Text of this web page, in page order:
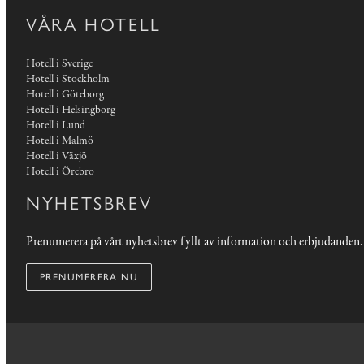
VÅRA HOTELL
Hotell i Sverige
Hotell i Stockholm
Hotell i Göteborg
Hotell i Helsingborg
Hotell i Lund
Hotell i Malmö
Hotell i Växjö
Hotell i Örebro
NYHETSBREV
Prenumerera på vårt nyhetsbrev fyllt av information och erbjudanden.
PRENUMERERA NU